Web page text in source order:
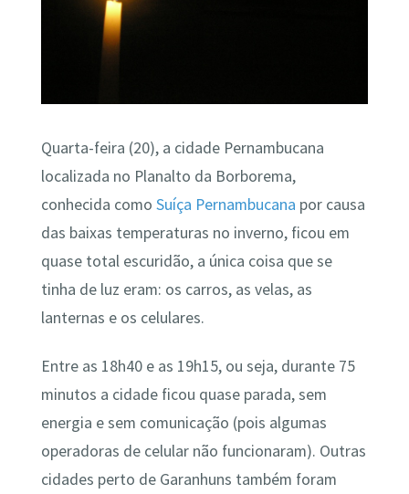
Quarta-feira (20), a cidade Pernambucana
localizada no Planalto da Borborema,
conhecida como Suíça Pernambucana por causa
das baixas temperaturas no inverno, ficou em
quase total escuridão, a única coisa que se
tinha de luz eram: os carros, as velas, as
lanternas e os celulares.
Entre as 18h40 e as 19h15, ou seja, durante 75
minutos a cidade ficou quase parada, sem
energia e sem comunicação (pois algumas
operadoras de celular não funcionaram). Outras
cidades perto de Garanhuns também foram